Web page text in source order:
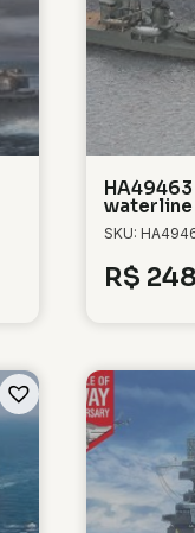
waterline
SKU:
R$